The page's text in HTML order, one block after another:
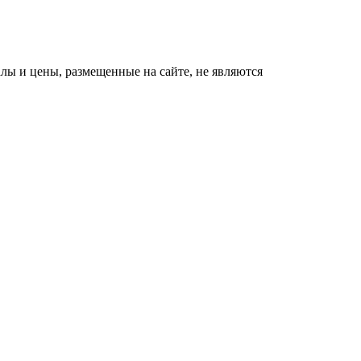
и цены, размещенные на сайте, не являются